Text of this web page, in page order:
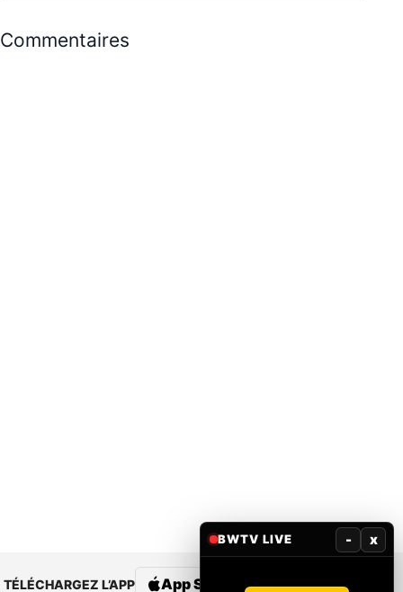
Commentaires
TÉLÉCHARGEZ L’APP App Store Google Play
BWTV LIVE - x